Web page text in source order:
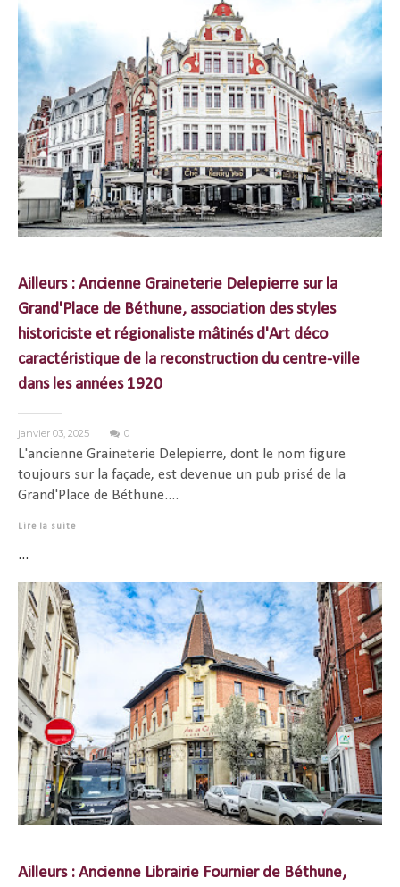
Ailleurs : Ancienne Graineterie Delepierre sur la
Grand'Place de Béthune, association des styles
historiciste et régionaliste mâtinés d'Art déco
caractéristique de la reconstruction du centre-ville
dans les années 1920
janvier 03, 2025 0
L'ancienne Graineterie Delepierre, dont le nom figure
toujours sur la façade, est devenue un pub prisé de la
Grand'Place de Béthune....
Lire la suite
...
Ailleurs : Ancienne Librairie Fournier de Béthune,